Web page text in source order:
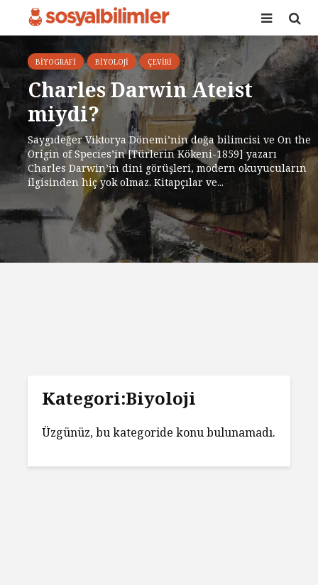
BIYOGRAFI BIYOLOJI ÇEVIRI
Charles Darwin Ateist
miydi?
Saygıdeğer Viktorya Dönemi’nin doğa bilimcisi ve On the
Origin of Species’in [Türlerin Kökeni-1859] yazarı
Charles Darwin’in dini görüşleri, modern okuyucuların
ilgisinden hiç yok olmaz. Kitapçılar ve...
Kategori:Biyoloji
Üzgünüz, bu kategoride konu bulunamadı.